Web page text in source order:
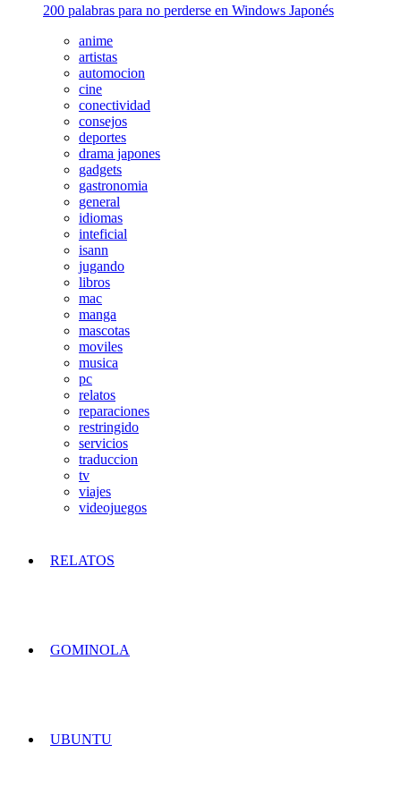
200 palabras para no perderse en Windows Japonés
anime
artistas
automocion
cine
conectividad
consejos
deportes
drama japones
gadgets
gastronomia
general
idiomas
inteficial
isann
jugando
libros
mac
manga
mascotas
moviles
musica
pc
relatos
reparaciones
restringido
servicios
traduccion
tv
viajes
videojuegos
RELATOS
GOMINOLA
UBUNTU